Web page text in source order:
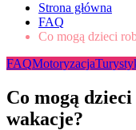
Strona główna
FAQ
Co mogą dzieci
FAQMotoryzacja
Co mogą
wakacje?